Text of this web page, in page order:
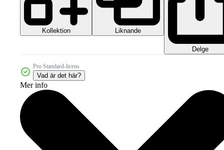
Kollektion Liknande
Delge
Pro Standard-licens
Vad är det här?
Mer info